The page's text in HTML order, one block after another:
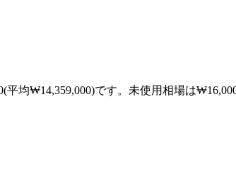
平均₩14,359,000)です。未使用相場は